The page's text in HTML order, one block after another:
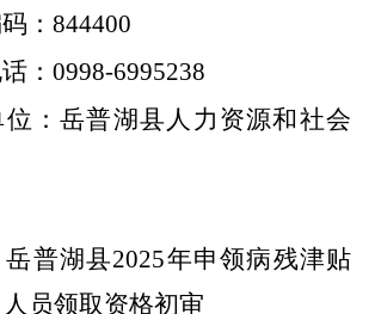
： 844400
： 0998-6995238
位：岳普湖县人力资源和社会
岳普湖县2025年申领病残津贴
人员领取资格初审